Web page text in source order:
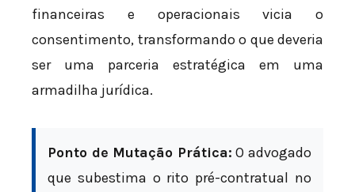
financeiras e operacionais vicia o
consentimento, transformando o que deveria
ser uma parceria estratégica em uma
armadilha jurídica.
Ponto de Mutação Prática: O advogado
que subestima o rito pré-contratual no